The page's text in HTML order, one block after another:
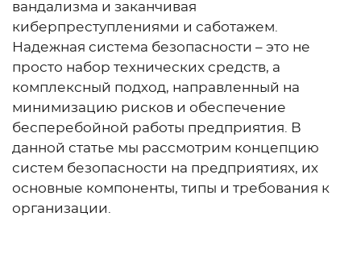
вандализма и заканчивая
киберпреступлениями и саботажем.
Надежная система безопасности – это не
просто набор технических средств, а
комплексный подход, направленный на
минимизацию рисков и обеспечение
бесперебойной работы предприятия. В
данной статье мы рассмотрим концепцию
систем безопасности на предприятиях, их
основные компоненты, типы и требования к
организации.